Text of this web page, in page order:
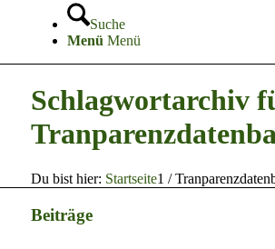
Suche
Menü Menü
Schlagwortarchiv
Du bist hier: Startseite1 /
Beiträge